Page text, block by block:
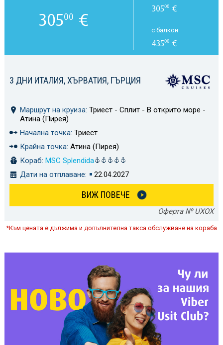
3 ДНИ ИТАЛИЯ, ХЪРВАТИЯ, ГЪРЦИЯ
Маршрут на круиза: Триест - Сплит - В открито море -
Атина (Пирея)
Начална точка: Триест
Крайна точка: Атина (Пирея)
Кораб: MSC Splendida
Дати на отплаване:
22.04.2027
ВИЖ ПОВЕЧЕ
Оферта № UXOX
30500 €
30500 €
с балкон
43500 €
*Към цената е дължима и допълнителна такса обслужване на кораба